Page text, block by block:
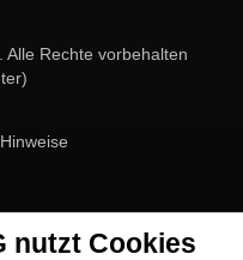
Rechte vorbehalten
nutzt Cookies